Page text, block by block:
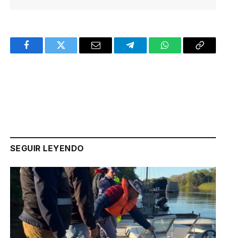
FacebookTwitter Email TelegramWhatsAppCopy
SEGUIR LEYENDO